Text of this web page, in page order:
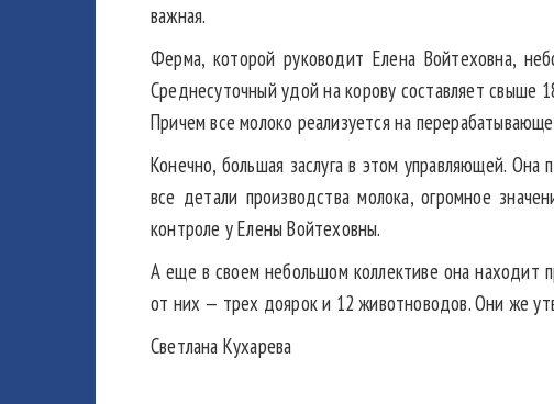
важная.
Ферма, которой руководит Елена Войтеховна,
Среднесуточный удой на корову составляет свыше
Причем все молоко реализуется на
Конечно, большая заслуга в этом управляющей.
все детали производства молока, огромное
контроле у Елены Войтеховны.
А еще в своем небольшом коллективе она находит
от них — трех доярок и 12 животноводов. Они же
Светлана Кухарева